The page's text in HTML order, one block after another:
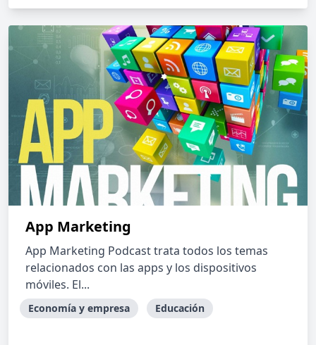
App Marketing
App Marketing Podcast trata todos los temas
relacionados con las apps y los dispositivos
móviles. El...
Economía y empresa Educación